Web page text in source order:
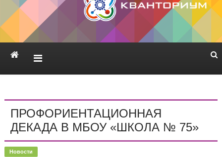
«Школа №75»
ПРОФОРИЕНТАЦИОННАЯ
ДЕКАДА В МБОУ «ШКОЛА № 75»
Новости